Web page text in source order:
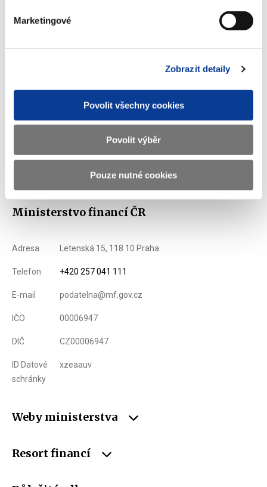
Marketingové
Zobrazit detaily
Povolit všechny cookies
Povolit výběr
Pouze nutné cookies
Zobrazeno76 × Doporučeno318 ×
Ministerstvo financí ČR
Adresa Letenská 15, 118 10 Praha
Telefon +420 257 041 111
E-mail podatelna@mf.gov.cz
IČO 00006947
DIČ CZ00006947
ID Datové
schránky
xzeaauv
Weby ministerstva
Resort financí